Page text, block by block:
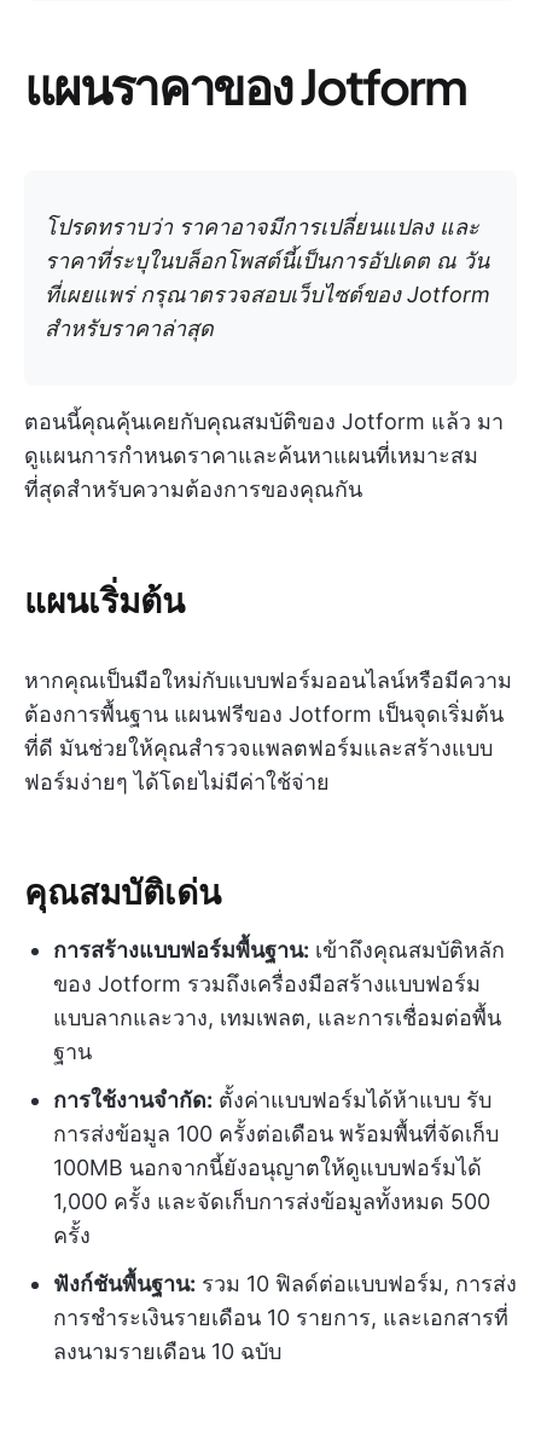
แผนราคาของ Jotform
โปรดทราบว่า ราคาอาจมีการเปลี่ยนแปลง และ
ราคาที่ระบุในบล็อกโพสต์นี้เป็นการอัปเดต ณ วัน
ที่เผยแพร่ กรุณาตรวจสอบเว็บไซต์ของ Jotform
สำหรับราคาล่าสุด
ตอนนี้คุณคุ้นเคยกับคุณสมบัติของ Jotform แล้ว มา
ดูแผนการกำหนดราคาและค้นหาแผนที่เหมาะสม
ที่สุดสำหรับความต้องการของคุณกัน
แผนเริ่มต้น
หากคุณเป็นมือใหม่กับแบบฟอร์มออนไลน์หรือมีความ
ต้องการพื้นฐาน แผนฟรีของ Jotform เป็นจุดเริ่มต้น
ที่ดี มันช่วยให้คุณสำรวจแพลตฟอร์มและสร้างแบบ
ฟอร์มง่ายๆ ได้โดยไม่มีค่าใช้จ่าย
คุณสมบัติเด่น
การสร้างแบบฟอร์มพื้นฐาน: เข้าถึงคุณสมบัติหลัก
ของ Jotform รวมถึงเครื่องมือสร้างแบบฟอร์ม
แบบลากและวาง, เทมเพลต, และการเชื่อมต่อพื้น
ฐาน
การใช้งานจำกัด: ตั้งค่าแบบฟอร์มได้ห้าแบบ รับ
การส่งข้อมูล 100 ครั้งต่อเดือน พร้อมพื้นที่จัดเก็บ
100MB นอกจากนี้ยังอนุญาตให้ดูแบบฟอร์มได้
1,000 ครั้ง และจัดเก็บการส่งข้อมูลทั้งหมด 500
ครั้ง
ฟังก์ชันพื้นฐาน: รวม 10 ฟิลด์ต่อแบบฟอร์ม, การส่ง
การชำระเงินรายเดือน 10 รายการ, และเอกสารที่
ลงนามรายเดือน 10 ฉบับ